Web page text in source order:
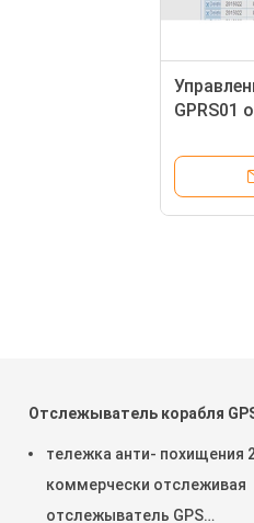
GPRS01
кода API
Отслежыватель корабля
тележка анти- похищения
коммерчески отслеживая
отслежыватель GPS